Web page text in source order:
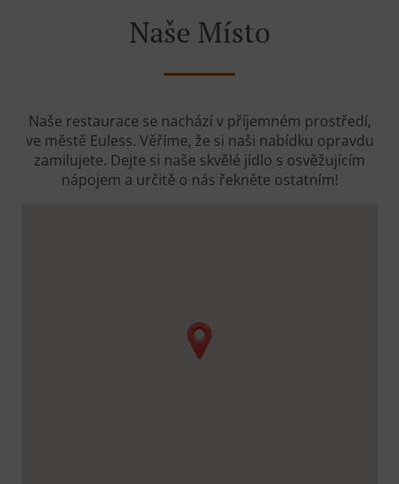
Naše Místo
Naše restaurace se nachází v příjemném prostředí,
ve městě Euless. Věříme, že si naši nabídku opravdu
zamilujete. Dejte si naše skvělé jídlo s osvěžujícím
nápojem a určitě o nás řekněte ostatním!